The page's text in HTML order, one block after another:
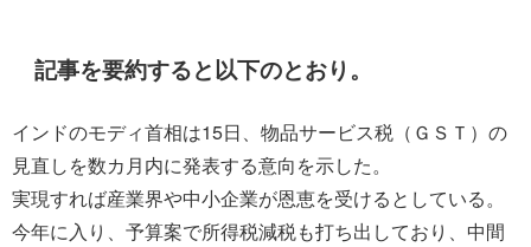
記事を要約すると以下のとおり。
インドのモディ首相は15日、物品サービス税（ＧＳＴ）の
見直しを数カ月内に発表する意向を示した。
実現すれば産業界や中小企業が恩恵を受けるとしている。
今年に入り、予算案で所得税減税も打ち出しており、中間